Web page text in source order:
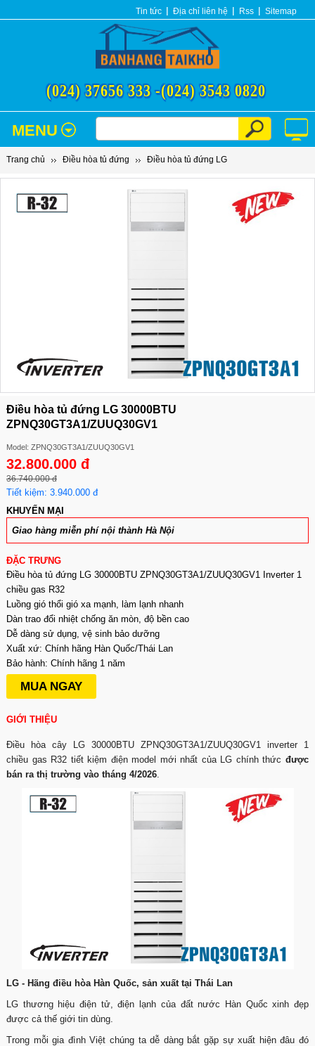
Tin tức Địa chỉ liên hệ Rss Sitemap
(024) 37656 333 -(024) 3543 0820
MENU
Trang chủ Điều hòa tủ đứng Điều hòa tủ đứng LG
Điều hòa tủ đứng LG 30000BTU
ZPNQ30GT3A1/ZUUQ30GV1
Model: ZPNQ30GT3A1/ZUUQ30GV1
32.800.000 đ
36.740.000 đ
Tiết kiệm: 3.940.000 đ
KHUYẾN MẠI
Giao hàng miễn phí nội thành Hà Nội
ĐẶC TRƯNG
Điều hòa tủ đứng LG 30000BTU ZPNQ30GT3A1/ZUUQ30GV1 Inverter 1
chiều gas R32
Luồng gió thổi gió xa mạnh, làm lạnh nhanh
Dàn trao đổi nhiệt chống ăn mòn, độ bền cao
Dễ dàng sử dụng, vệ sinh bảo dưỡng
Xuất xứ: Chính hãng Hàn Quốc/Thái Lan
Bảo hành: Chính hãng 1 năm
MUA NGAY
GIỚI THIỆU
Điều hòa cây LG 30000BTU ZPNQ30GT3A1/ZUUQ30GV1 inverter 1
chiều gas R32 tiết kiệm điện model mới nhất của LG chính thức được
bán ra thị trường vào tháng 4/2026.
LG - Hãng điều hòa Hàn Quốc, sản xuất tại Thái Lan
LG thương hiệu điện tử, điện lạnh của đất nước Hàn Quốc xinh đẹp
được cả thế giới tin dùng.
Trong mỗi gia đình Việt chúng ta dễ dàng bắt gặp sự xuất hiện đâu đó